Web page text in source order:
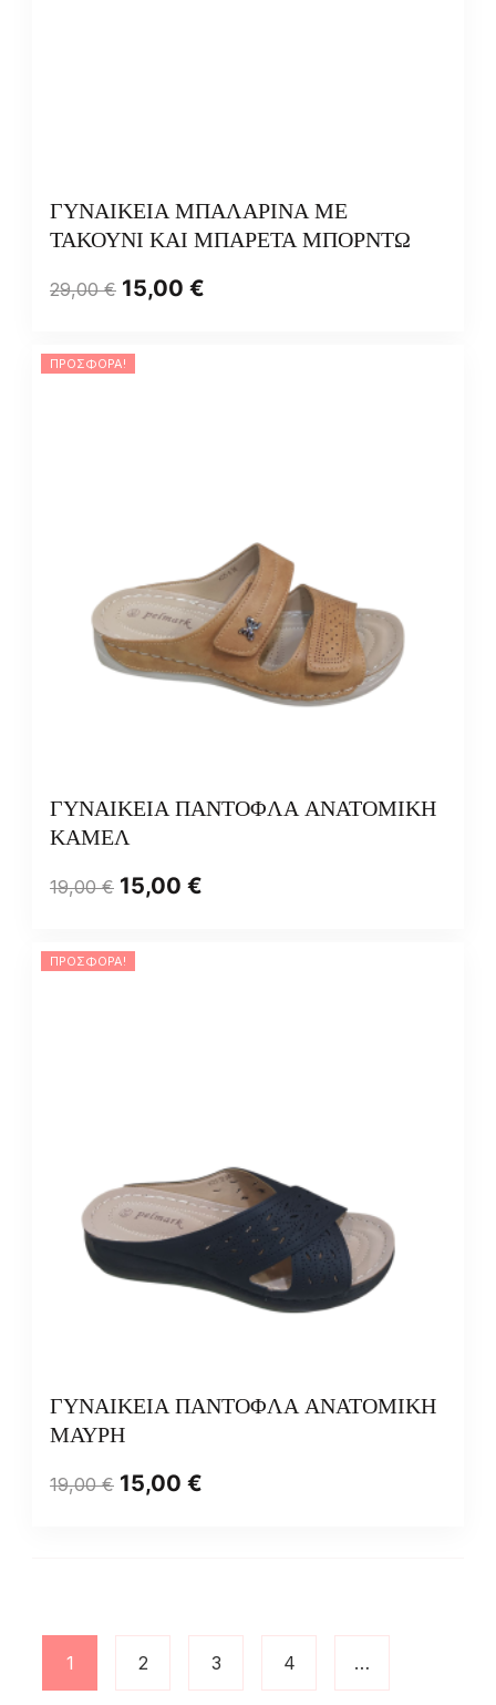
ΓΥΝΑΙΚΕΙΑ ΜΠΑΛΑΡΙΝΑ ΜΕ
ΤΑΚΟΥΝΙ ΚΑΙ ΜΠΑΡΕΤΑ ΜΠΟΡΝΤΩ
29,00€ 15,00 €
ΠΡΟΣΦΟΡΆ!
ΓΥΝΑΙΚΕΙΑ ΠΑΝΤΟΦΛΑ ΑΝΑΤΟΜΙΚΗ
ΚΑΜΕΛ
19,00€ 15,00 €
ΠΡΟΣΦΟΡΆ!
ΓΥΝΑΙΚΕΙΑ ΠΑΝΤΟΦΛΑ ΑΝΑΤΟΜΙΚΗ
ΜΑΥΡΗ
19,00€ 15,00 €
1 2 3 4 …